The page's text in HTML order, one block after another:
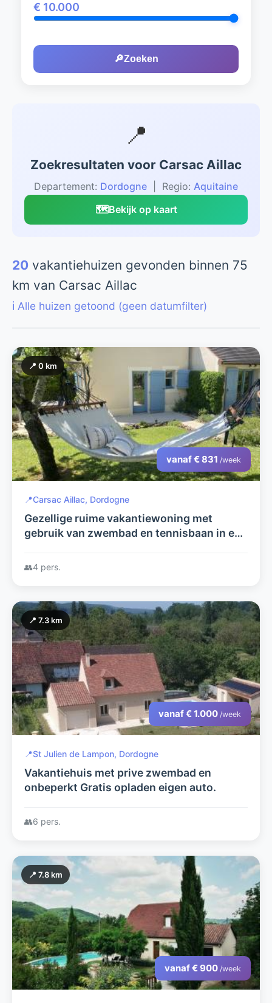
€ 10.000
🔎Zoeken
📍
Zoekresultaten voor Carsac Aillac
Departement: Dordogne | Regio: Aquitaine
🗺️Bekijk op kaart
20 vakantiehuizen gevonden binnen 75
km van Carsac Aillac
ℹ️ Alle huizen getoond (geen datumfilter)
📍 0 km
vanaf € 831 /week
📍Carsac Aillac, Dordogne
Gezellige ruime vakantiewoning met
gebruik van zwembad en tennisbaan in een
👥4 pers.
📍 7.3 km
vanaf € 1.000 /week
📍St Julien de Lampon, Dordogne
Vakantiehuis met prive zwembad en
onbeperkt Gratis opladen eigen auto.
👥6 pers.
📍 7.8 km
vanaf € 900 /week